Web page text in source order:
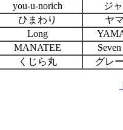
you-u-norich
ジ
ひまわり
ヤ
Long
MANATEE
くじら丸 グレ